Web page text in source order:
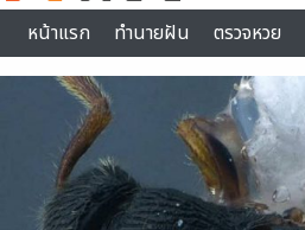
หน้าแรก
ทำนายฝัน ตรวจหวย
ไลฟ์สไตล์